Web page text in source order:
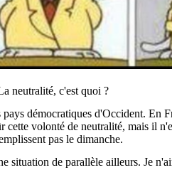
neutralité, c'est quoi ?
démocratiques d'Occident. En
cette volonté de neutralité, mais il
pas le dimanche.
situation de parallèle ailleurs. Je